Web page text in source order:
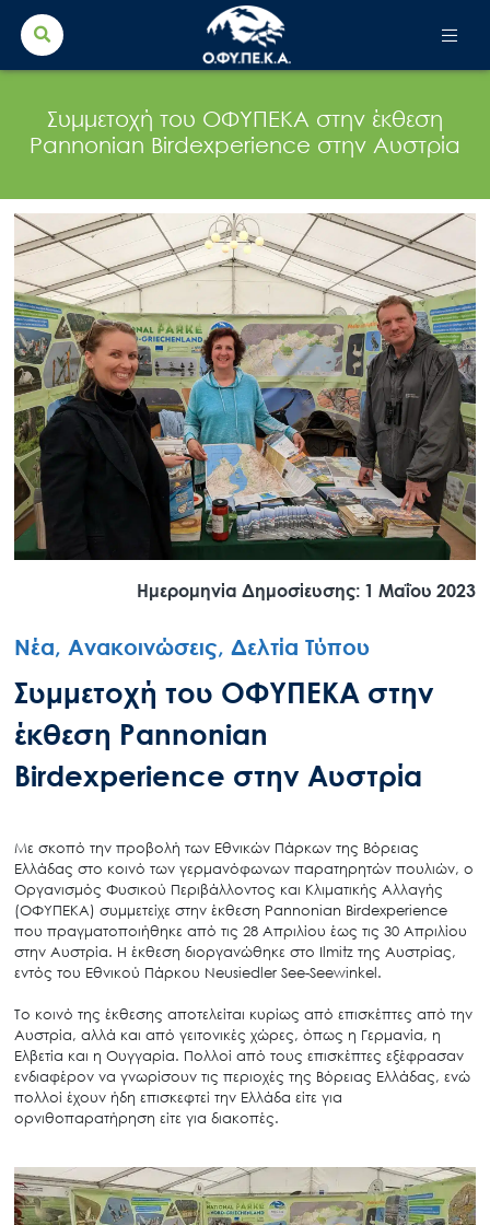
Search
for:
Συμμετοχή του ΟΦΥΠΕΚΑ στην έκθεση
Pannonian Birdexperience στην Αυστρία
Ημερομηνία Δημοσίευσης: 1 Μαΐου 2023
Νέα, Ανακοινώσεις, Δελτία Τύπου
Συμμετοχή του ΟΦΥΠΕΚΑ στην
έκθεση Pannonian
Birdexperience στην Αυστρία
Με σκοπό την προβολή των Εθνικών Πάρκων της Βόρειας
Ελλάδας στο κοινό των γερμανόφωνων παρατηρητών πουλιών, ο
Οργανισμός Φυσικού Περιβάλλοντος και Κλιματικής Αλλαγής
(ΟΦΥΠΕΚΑ) συμμετείχε στην έκθεση Pannonian Birdexperience
που πραγματοποιήθηκε από τις 28 Απριλίου έως τις 30 Απριλίου
στην Αυστρία. Η έκθεση διοργανώθηκε στο Ilmitz της Αυστρίας,
εντός του Εθνικού Πάρκου Neusiedler See-Seewinkel.
To κοινό της έκθεσης αποτελείται κυρίως από επισκέπτες από την
Αυστρία, αλλά και από γειτονικές χώρες, όπως η Γερμανία, η
Ελβετία και η Ουγγαρία. Πολλοί από τους επισκέπτες εξέφρασαν
ενδιαφέρον να γνωρίσουν τις περιοχές της Βόρειας Ελλάδας, ενώ
πολλοί έχουν ήδη επισκεφτεί την Ελλάδα είτε για
ορνιθοπαρατήρηση είτε για διακοπές.